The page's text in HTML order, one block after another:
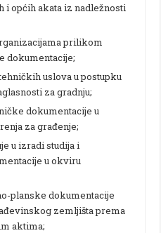
općih akata iz nadležnosti
prilikom
dokumentacije;
uslova u postupku
za gradnju;
dokumentacije u
za građenje;
u izradi studija i
u okviru
planske dokumentacije
zemljišta prema
aktima;